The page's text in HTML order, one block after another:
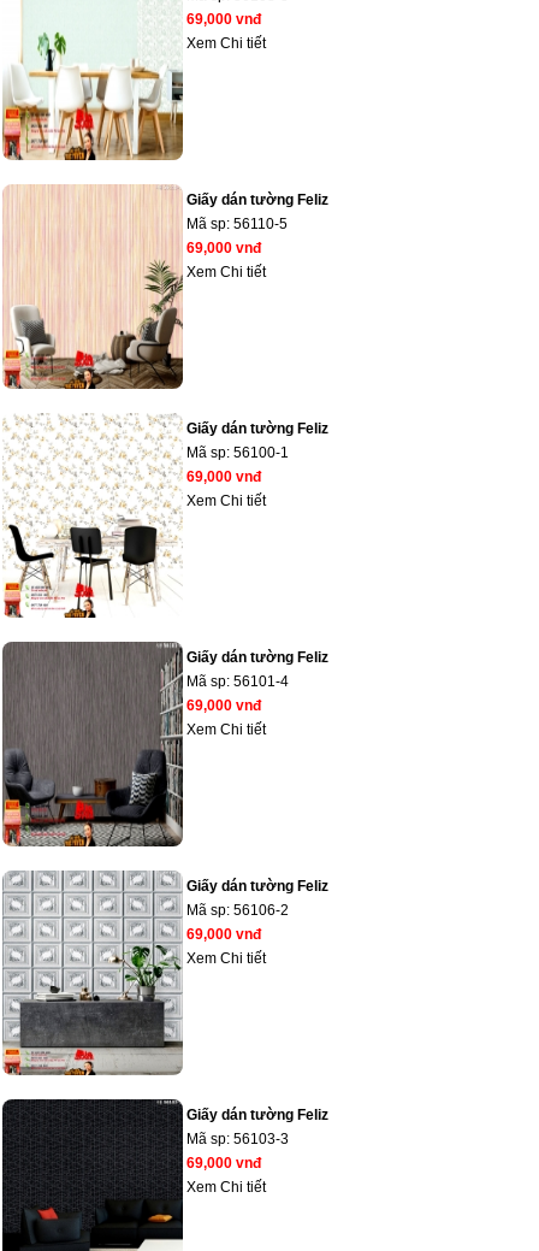
69,000 vnđ
Xem Chi tiết
Giấy dán tường Feliz
Mã sp: 56110-5
69,000 vnđ
Xem Chi tiết
Giấy dán tường Feliz
Mã sp: 56100-1
69,000 vnđ
Xem Chi tiết
Giấy dán tường Feliz
Mã sp: 56101-4
69,000 vnđ
Xem Chi tiết
Giấy dán tường Feliz
Mã sp: 56106-2
69,000 vnđ
Xem Chi tiết
Giấy dán tường Feliz
Mã sp: 56103-3
69,000 vnđ
Xem Chi tiết